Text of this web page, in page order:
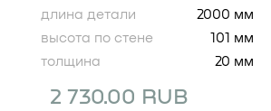
2 730.00 RUB
длина детали
2000 мм
высота по стене
101 мм
толщина
20 мм